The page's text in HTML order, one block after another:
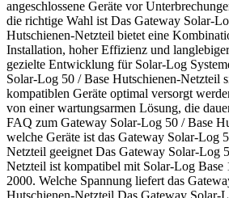
angeschlossene Geräte vor
die richtige Wahl ist Das Gateway Solar-
Hutschienen-Netzteil bietet eine
Installation, hoher Effizienz und
gezielte Entwicklung für Solar-Log
Solar-Log 50 / Base Hutschienen-Netzteil
kompatiblen Geräte optimal versorgt
von einer wartungsarmen Lösung, die
FAQ zum Gateway Solar-Log 50 / Base
welche Geräte ist das Gateway Solar-Log
Netzteil geeignet Das Gateway Solar-Log
Netzteil ist kompatibel mit Solar-Log Base
2000. Welche Spannung liefert das
Hutschienen-Netzteil Das Gateway Solar-